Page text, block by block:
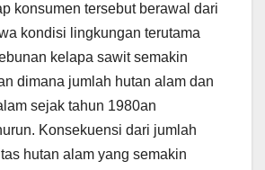
konsumen tersebut berawal dari
kondisi lingkungan terutama
kelapa sawit semakin
dimana jumlah hutan alam dan
sejak tahun 1980an
Konsekuensi dari jumlah
hutan alam yang semakin